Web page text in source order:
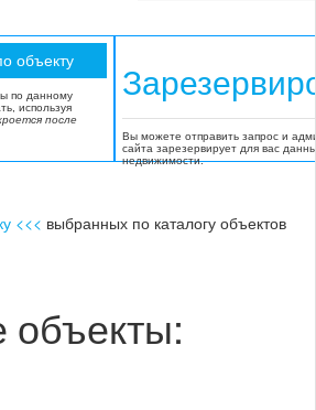
по данному
используя
после
Вы можете отправить запрос и
сайта зарезервирует для вас
недвижимости.
<<< выбранных по каталогу объектов
объекты: